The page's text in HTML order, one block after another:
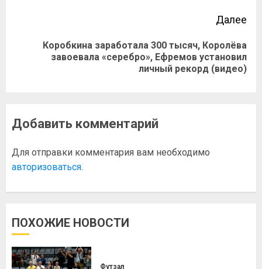
Далее
Коробкина заработала 300 тысяч, Королёва
завоевала «серебро», Ефремов установил
личный рекорд (видео)
Добавить комментарий
Для отправки комментария вам необходимо
авторизоваться.
ПОХОЖИЕ НОВОСТИ
Футзал